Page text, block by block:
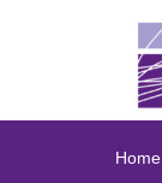
Home